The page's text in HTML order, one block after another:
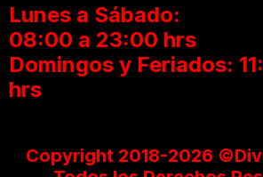
Lunes a Sábado:
08:00 a 23:00 hrs
Domingos y Feriados:
hrs
Copyright 2018-2026